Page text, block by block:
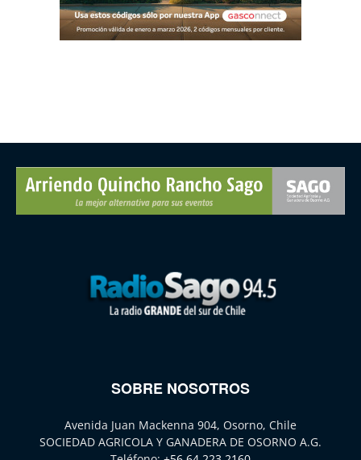
SOBRE NOSOTROS
Avenida Juan Mackenna 904, Osorno, Chile
SOCIEDAD AGRICOLA Y GANADERA DE OSORNO A.G.